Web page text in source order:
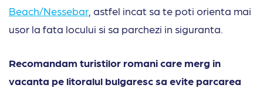
Beach/Nessebar , astfel incat sa te poti orienta mai
usor la fata locului si sa parchezi in siguranta.
Recomandam turistilor romani care merg in
vacanta pe litoralul bulgaresc sa evite parcarea